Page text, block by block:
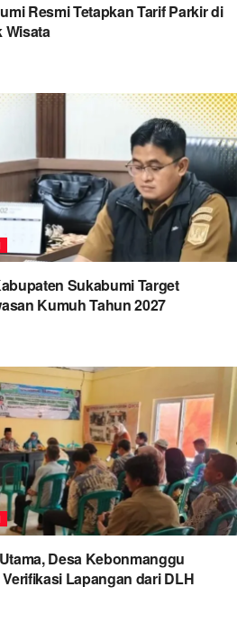
Resmi Tetapkan Tarif Parkir di
Wisata
Sukabumi Target
Kumuh Tahun 2027
Desa Kebonmanggu
Lapangan dari DLH